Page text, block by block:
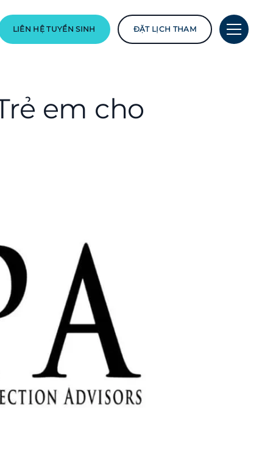
LIÊN HỆ TUYỂN SINH ĐẶT LỊCH THAM
em cho